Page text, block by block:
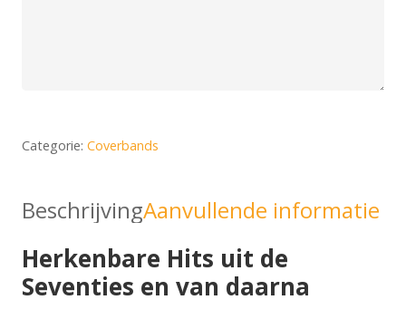
Categorie: Coverbands
BeschrijvingAanvullende informatie
Herkenbare Hits uit de
Seventies en van daarna